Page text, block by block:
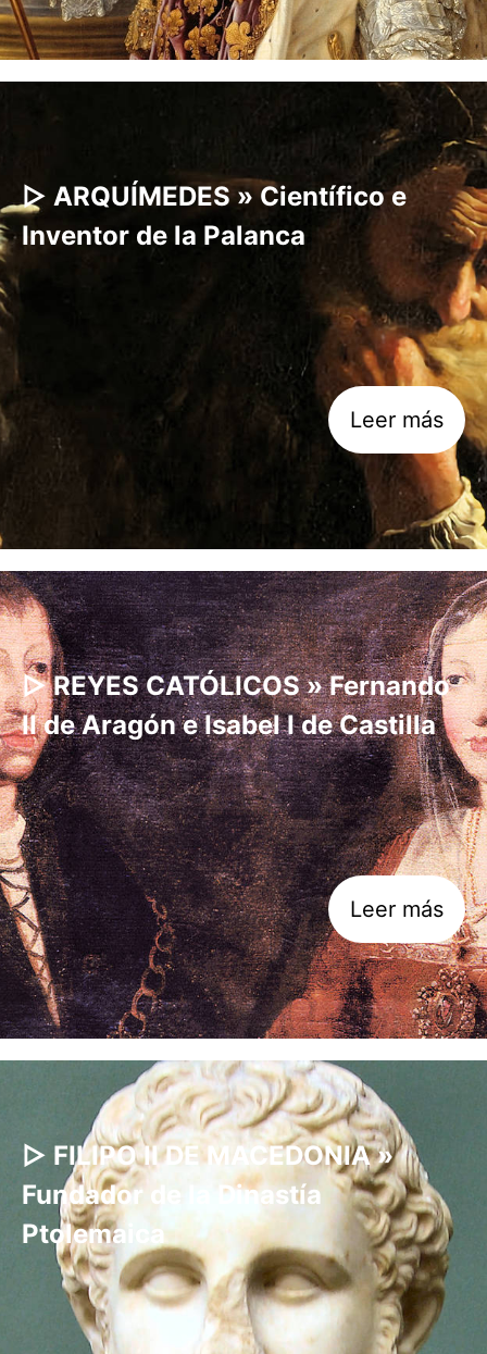
▷ ARQUÍMEDES » Científico e
Inventor de la Palanca
Leer más
▷ REYES CATÓLICOS » Fernando
II de Aragón e Isabel I de Castilla
Leer más
▷ FILIPO II DE MACEDONIA »
Fundador de la Dinastía
Ptolemaica